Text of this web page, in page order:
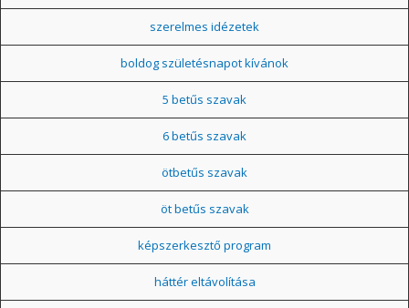
szerelmes idézetek
boldog születésnapot kívánok
5 betűs szavak
6 betűs szavak
ötbetűs szavak
öt betűs szavak
képszerkesztő program
háttér eltávolítása